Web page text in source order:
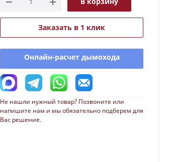
Заказать в 1 клик
Онлайн-расчет дымохода
Не нашли нужный товар? Позвоните или
напишите нам и мы обязательно подберем для
Вас решение.